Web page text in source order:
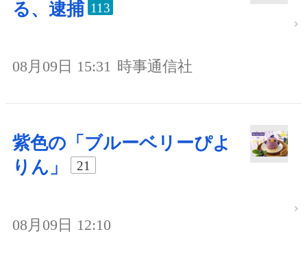
る、逮捕 113
08月09日 15:31 時事通信社
紫色の「ブルーベリーぴよ
りん」
21
08月09日 12:10